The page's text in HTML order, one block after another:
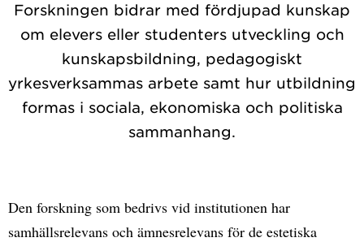
Forskningen bidrar med fördjupad kunskap
om elevers eller studenters utveckling och
kunskapsbildning, pedagogiskt
yrkesverksammas arbete samt hur utbildning
formas i sociala, ekonomiska och politiska
sammanhang.
Den forskning som bedrivs vid institutionen har
samhällsrelevans och ämnesrelevans för de estetiska